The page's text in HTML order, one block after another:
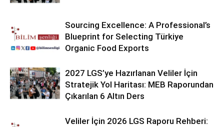
Sourcing Excellence: A Professional’s
Blueprint for Selecting Türkiye
Organic Food Exports
2027 LGS’ye Hazırlanan Veliler İçin
Stratejik Yol Haritası: MEB Raporundan
Çıkarılan 6 Altın Ders
Veliler İçin 2026 LGS Raporu Rehberi: